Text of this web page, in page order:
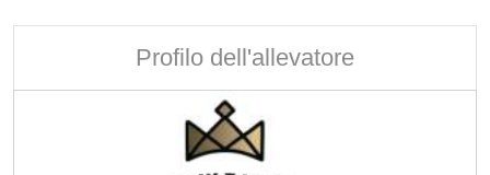
Profilo dell'allevatore